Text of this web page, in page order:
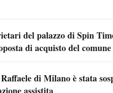
del palazzo di Spin
di acquisto del
di Milano è stata